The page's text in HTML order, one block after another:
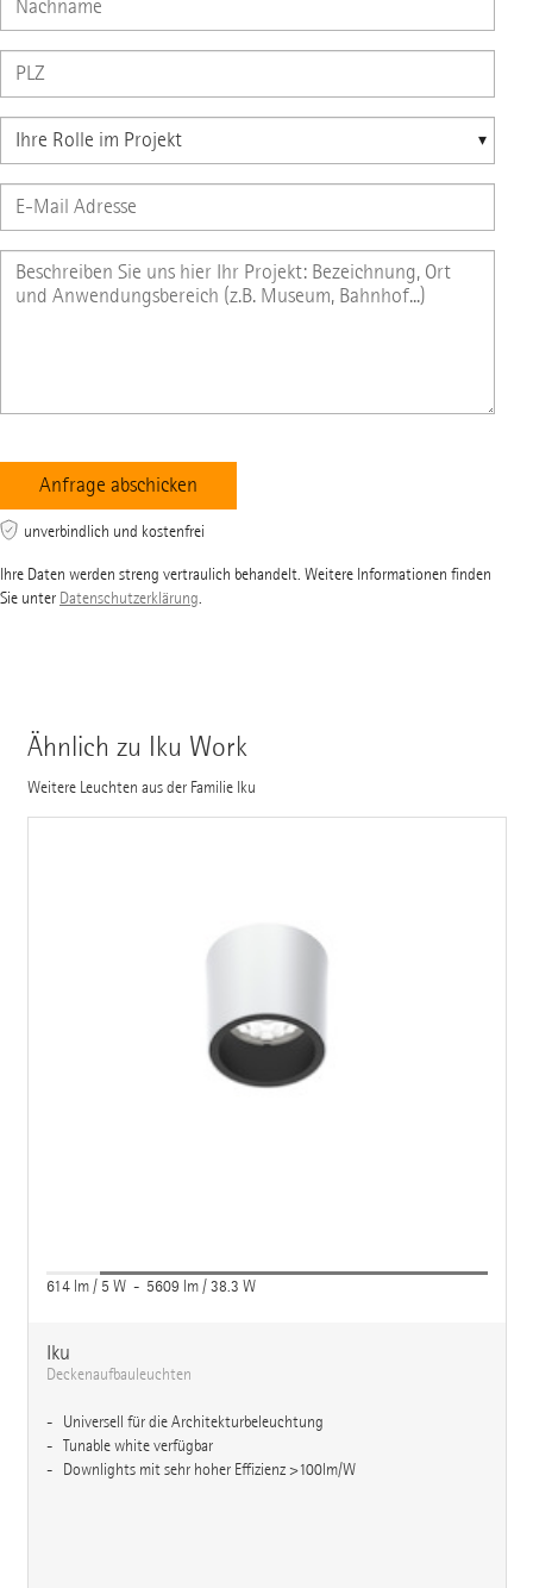
unverbindlich und kostenfrei
Ihre Daten werden streng vertraulich behandelt. Weitere Informationen finden
Sie unter Datenschutzerklärung.
Ähnlich zu Iku Work
Weitere Leuchten aus der Familie Iku
614 lm / 5 W - 5609 lm / 38.3 W
Iku
Deckenaufbauleuchten
Universell für die Architekturbeleuchtung
Tunable white verfügbar
Downlights mit sehr hoher Effizienz >100lm/W